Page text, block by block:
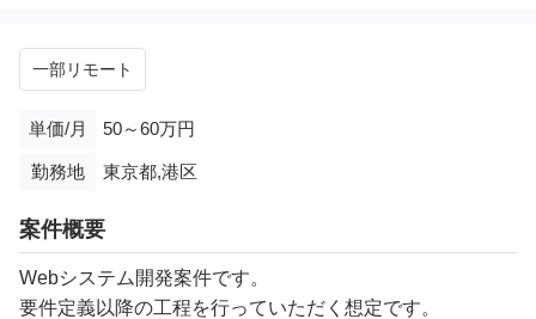
一部リモート
単価/月 50～60万円
勤務地 東京都,港区
案件概要
Webシステム開発案件です。
要件定義以降の工程を行っていただく想定です。